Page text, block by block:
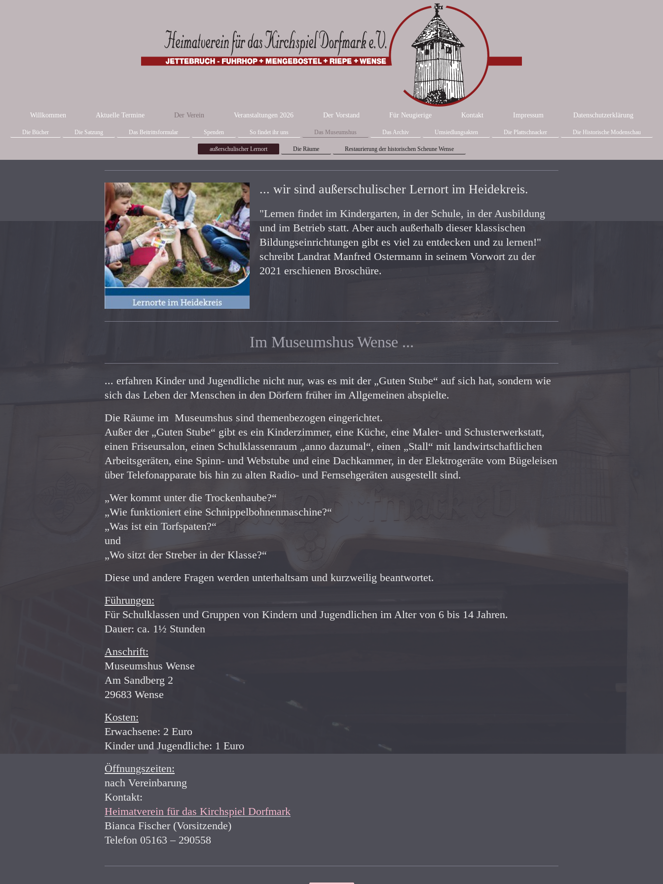
Willkommen Aktuelle Termine Der Verein Veranstaltungen 2026 Der Vorstand Für Neugierige Kontakt Impressum Datenschutzerklärung
Die Bücher Die Satzung Das Beitrittsformular Spenden So findet ihr uns Das Museumshus Das Archiv Umsiedlungsakten Die Plattschnacker Die Historische Modenschau
außerschulischer Lernort Die Räume Restaurierung der historischen Scheune Wense
... wir sind außerschulischer Lernort im Heidekreis.
"Lernen findet im Kindergarten, in der Schule, in der Ausbildung
und im Betrieb statt. Aber auch außerhalb dieser klassischen
Bildungseinrichtungen gibt es viel zu entdecken und zu lernen!"
schreibt Landrat Manfred Ostermann in seinem Vorwort zu der
2021 erschienen Broschüre.
Im Museumshus Wense ...
... erfahren Kinder und Jugendliche nicht nur, was es mit der „Guten Stube“ auf sich hat, sondern wie
sich das Leben der Menschen in den Dörfern früher im Allgemeinen abspielte.
Die Räume im Museumshus sind themenbezogen eingerichtet.
Außer der „Guten Stube“ gibt es ein Kinderzimmer, eine Küche, eine Maler- und Schusterwerkstatt,
einen Friseursalon, einen Schulklassenraum „anno dazumal“, einen „Stall“ mit landwirtschaftlichen
Arbeitsgeräten, eine Spinn- und Webstube und eine Dachkammer, in der Elektrogeräte vom Bügeleisen
über Telefonapparate bis hin zu alten Radio- und Fernsehgeräten ausgestellt sind.
„Wer kommt unter die Trockenhaube?“
„Wie funktioniert eine Schnippelbohnenmaschine?“
„Was ist ein Torfspaten?“
und
„Wo sitzt der Streber in der Klasse?“
Diese und andere Fragen werden unterhaltsam und kurzweilig beantwortet.
Führungen:
Für Schulklassen und Gruppen von Kindern und Jugendlichen im Alter von 6 bis 14 Jahren.
Dauer: ca. 1½ Stunden
Anschrift:
Museumshus Wense
Am Sandberg 2
29683 Wense
Kosten:
Erwachsene: 2 Euro
Kinder und Jugendliche: 1 Euro
Öffnungszeiten:
nach Vereinbarung
Kontakt:
Heimatverein für das Kirchspiel Dorfmark
Bianca Fischer (Vorsitzende)
Telefon 05163 – 290558